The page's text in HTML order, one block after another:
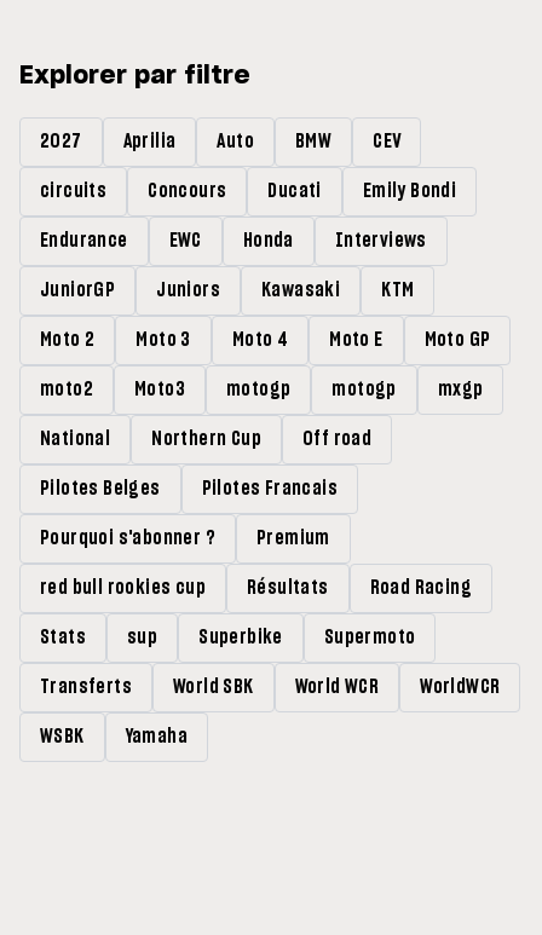
Explorer par filtre
2027 Aprilia Auto BMW CEV
circuits Concours Ducati Emily Bondi
Endurance EWC Honda Interviews
JuniorGP Juniors Kawasaki KTM
Moto 2 Moto 3 Moto 4 Moto E Moto GP
moto2 Moto3 motogp motogp mxgp
National Northern Cup Off road
Pilotes Belges Pilotes Francais
Pourquoi s'abonner ? Premium
red bull rookies cup Résultats Road Racing
Stats sup Superbike Supermoto
Transferts World SBK World WCR WorldWCR
WSBK Yamaha